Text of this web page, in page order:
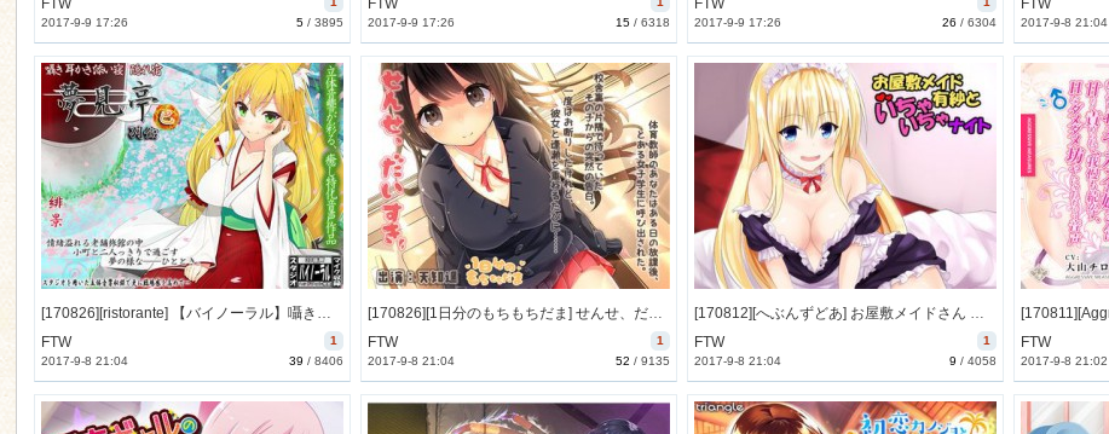
FTW
5 /3895
2017-9-9 17:26
FTW
15 /6318
2017-9-9 17:26
FTW
26 /6304
2017-9-9 17:26
FTW
2017-9-8 21:04
[170826][ristorante] 【バイノーラル】囁き・耳かき・添い寝・隠れ宿 夢見亭別館 巴 [2253M] [RJ207100]
1
FTW
39 /8406
2017-9-8 21:04
[170826][1日分のもちもちだま] せんせ、だいすき [3306M] [RJ205446]
1
FTW
52 /9135
2017-9-8 21:04
[170812][へぶんずどあ] お屋敷メイドさん 有紗といちゃいちゃナイト [613M] [RJ204644]
1
FTW
9 /4058
2017-9-8 21:04
FTW
2017-9-8 21:02